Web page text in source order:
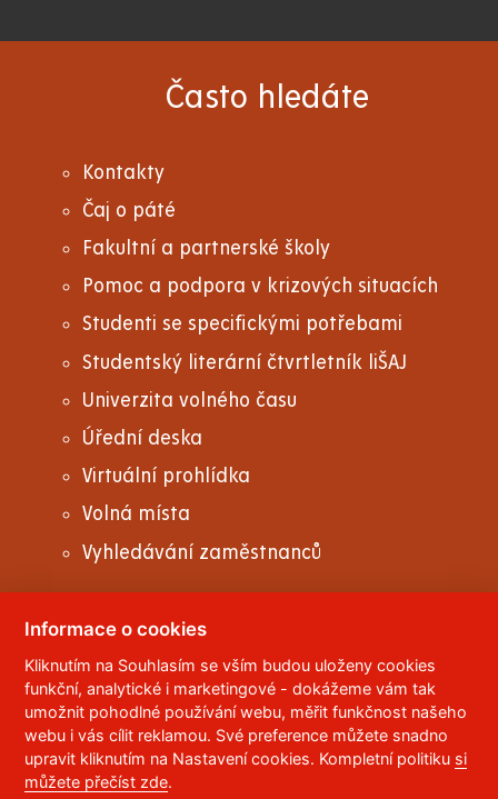
Často hledáte
Kontakty
Čaj o páté
Fakultní a partnerské školy
Pomoc a podpora v krizových situacích
Studenti se specifickými potřebami
Studentský literární čtvrtletník liŠAJ
Univerzita volného času
Úřední deska
Virtuální prohlídka
Volná místa
Vyhledávání zaměstnanců
© 2023 Univerzita Pardubice,Studentská 95
532 10 Pardubice 2
Telefon: 466 036 111, 466 036 112, 466 036 113
Správce webu ,RSS
Informace o cookies
Kliknutím na Souhlasím se vším budou uloženy cookies
funkční, analytické i marketingové - dokážeme vám tak
umožnit pohodlné používání webu, měřit funkčnost našeho
webu i vás cílit reklamou. Své preference můžete snadno
upravit kliknutím na Nastavení cookies. Kompletní politiku si
můžete přečíst zde.